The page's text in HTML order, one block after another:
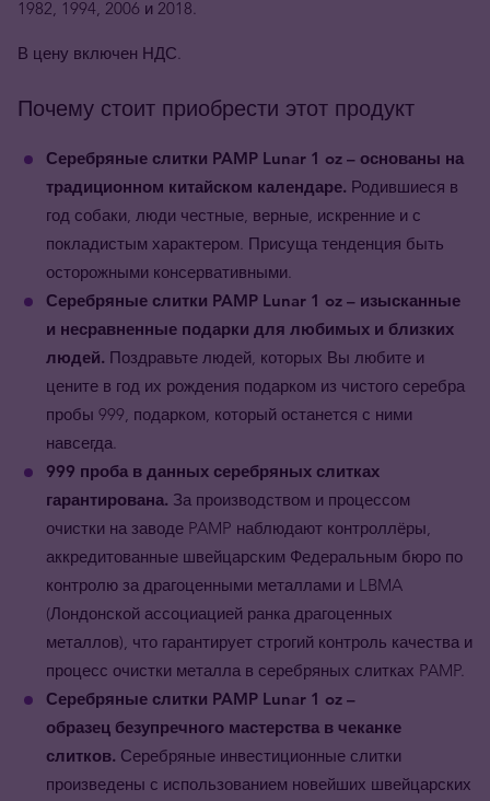
1982, 1994, 2006 и 2018.
В цену включен НДС.
Почему стоит приобрести этот продукт
Серебряные слитки PAMP Lunar 1 oz – основаны на
традиционном китайском календаре. Родившиеся в
год собаки, люди честные, верные, искренние и с
покладистым характером. Присуща тенденция быть
осторожными консервативными.
Серебряные слитки PAMP Lunar 1 oz – изысканные
и несравненные подарки для любимых и близких
людей. Поздравьте людей, которых Вы любите и
цените в год их рождения подарком из чистого серебра
пробы 999, подарком, который останется с ними
навсегда.
999 проба в данных серебряных слитках
гарантирована. За производством и процессом
очистки на заводе PAMP наблюдают контроллёры,
аккредитованные швейцарским Федеральным бюро по
контролю за драгоценными металлами и LBMA
(Лондонской ассоциацией ранка драгоценных
металлов), что гарантирует строгий контроль качества и
процесс очистки металла в серебряных слитках PAMP.
Серебряные слитки PAMP Lunar 1 oz –
образец безупречного мастерства в чеканке
слитков. Серебряные инвестиционные слитки
произведены с использованием новейших швейцарских